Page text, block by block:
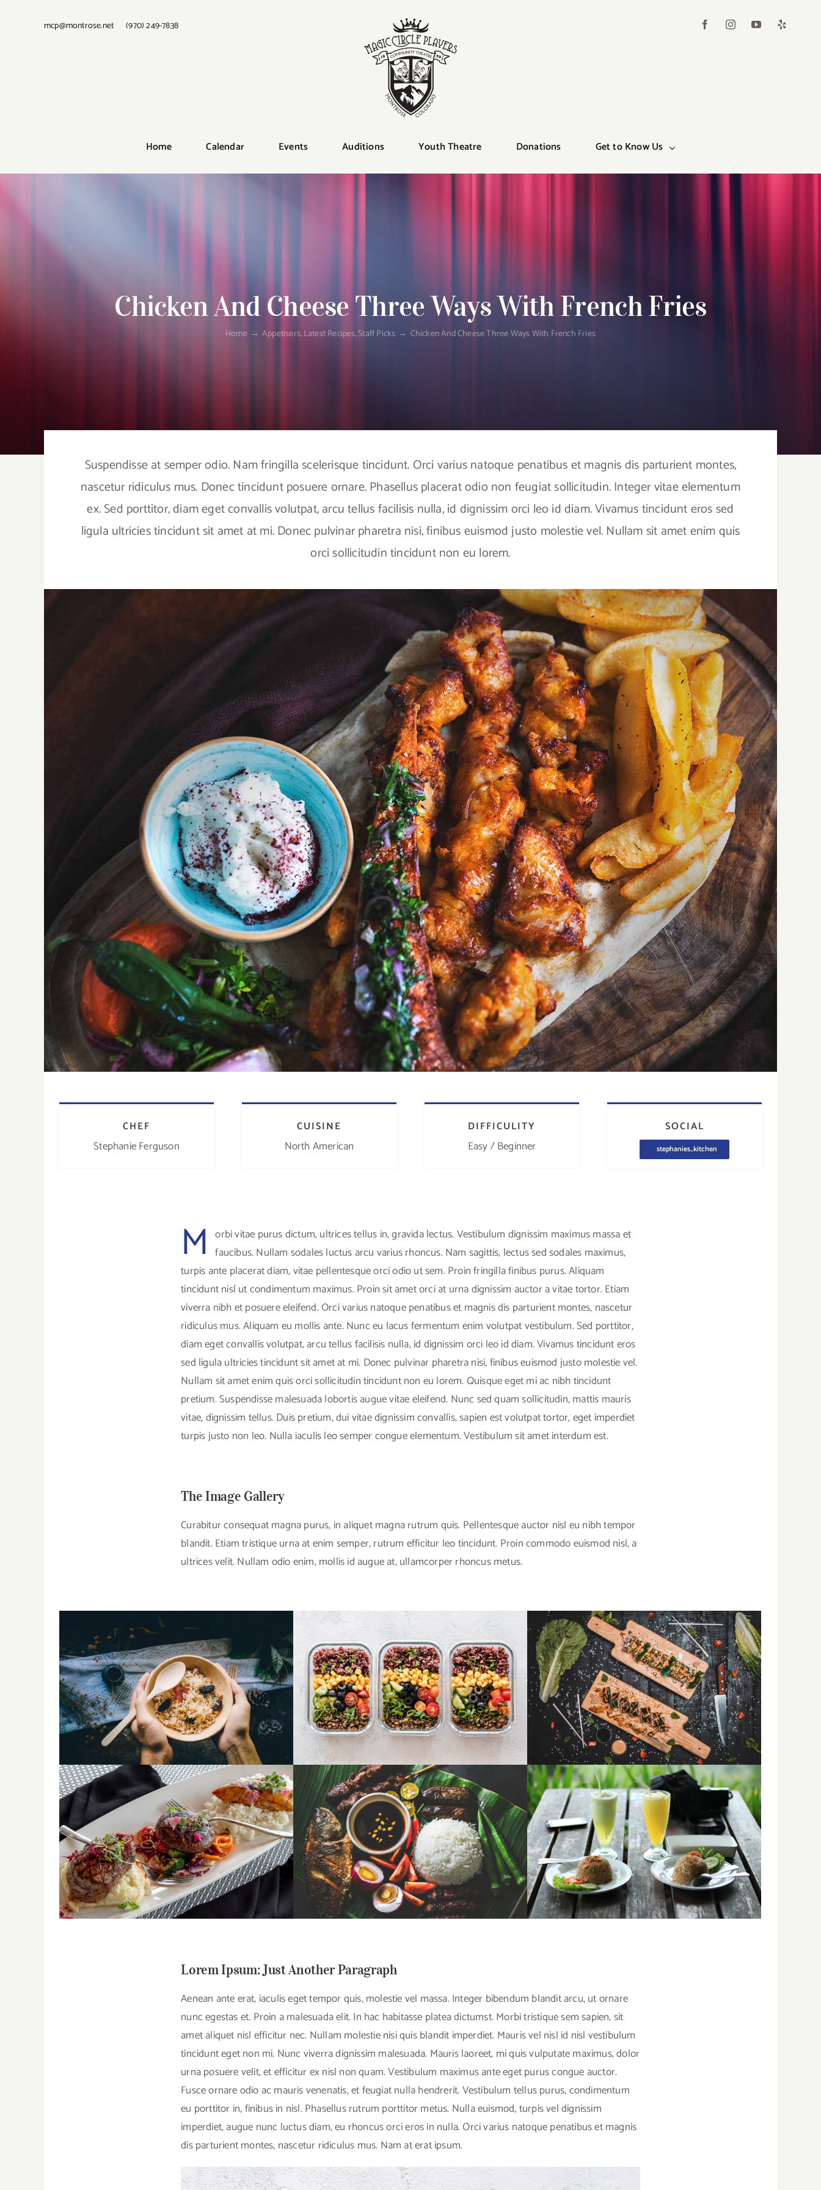
mcp@montrose.net (970) 249-7838
Home Calendar Events Auditions Youth Theatre Donations Get to Know Us
Chicken And Cheese Three Ways With French Fries
Home Appetisers Latest Recipes Staff Picks Chicken And Cheese Three Ways With French Fries
Suspendisse at semper odio. Nam fringilla scelerisque tincidunt. Orci varius natoque penatibus et magnis dis parturient montes,
nascetur ridiculus mus. Donec tincidunt posuere ornare. Phasellus placerat odio non feugiat sollicitudin. Integer vitae elementum
ex. Sed porttitor, diam eget convallis volutpat, arcu tellus facilisis nulla, id dignissim orci leo id diam. Vivamus tincidunt eros sed
ligula ultricies tincidunt sit amet at mi. Donec pulvinar pharetra nisi, finibus euismod justo molestie vel. Nullam sit amet enim quis
orci sollicitudin tincidunt non eu lorem.
CHEF
Stephanie Ferguson
CUISINE
North American
DIFFICULITY
Easy / Beginner
SOCIAL
stephanies_kitchen
M orbi vitae purus dictum, ultrices tellus in, gravida lectus. Vestibulum dignissim maximus massa et
faucibus. Nullam sodales luctus arcu varius rhoncus. Nam sagittis, lectus sed sodales maximus,
turpis ante placerat diam, vitae pellentesque orci odio ut sem. Proin fringilla finibus purus. Aliquam
tincidunt nisl ut condimentum maximus. Proin sit amet orci at urna dignissim auctor a vitae tortor. Etiam
viverra nibh et posuere eleifend. Orci varius natoque penatibus et magnis dis parturient montes, nascetur
ridiculus mus. Aliquam eu mollis ante. Nunc eu lacus fermentum enim volutpat vestibulum. Sed porttitor,
diam eget convallis volutpat, arcu tellus facilisis nulla, id dignissim orci leo id diam. Vivamus tincidunt eros
sed ligula ultricies tincidunt sit amet at mi. Donec pulvinar pharetra nisi, finibus euismod justo molestie vel.
Nullam sit amet enim quis orci sollicitudin tincidunt non eu lorem. Quisque eget mi ac nibh tincidunt
pretium. Suspendisse malesuada lobortis augue vitae eleifend. Nunc sed quam sollicitudin, mattis mauris
vitae, dignissim tellus. Duis pretium, dui vitae dignissim convallis, sapien est volutpat tortor, eget imperdiet
turpis justo non leo. Nulla iaculis leo semper congue elementum. Vestibulum sit amet interdum est.
The Image Gallery
Curabitur consequat magna purus, in aliquet magna rutrum quis. Pellentesque auctor nisl eu nibh tempor
blandit. Etiam tristique urna at enim semper, rutrum efficitur leo tincidunt. Proin commodo euismod nisl, a
ultrices velit. Nullam odio enim, mollis id augue at, ullamcorper rhoncus metus.
Lorem Ipsum: Just Another Paragraph
Aenean ante erat, iaculis eget tempor quis, molestie vel massa. Integer bibendum blandit arcu, ut ornare
nunc egestas et. Proin a malesuada elit. In hac habitasse platea dictumst. Morbi tristique sem sapien, sit
amet aliquet nisl efficitur nec. Nullam molestie nisi quis blandit imperdiet. Mauris vel nisl id nisl vestibulum
tincidunt eget non mi. Nunc viverra dignissim malesuada. Mauris laoreet, mi quis vulputate maximus, dolor
urna posuere velit, et efficitur ex nisl non quam. Vestibulum maximus ante eget purus congue auctor.
Fusce ornare odio ac mauris venenatis, et feugiat nulla hendrerit. Vestibulum tellus purus, condimentum
eu porttitor in, finibus in nisl. Phasellus rutrum porttitor metus. Nulla euismod, turpis vel dignissim
imperdiet, augue nunc luctus diam, eu rhoncus orci eros in nulla. Orci varius natoque penatibus et magnis
dis parturient montes, nascetur ridiculus mus. Nam at erat ipsum.